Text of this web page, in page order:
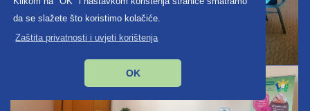
da se slažete što koristimo kolačiće.
Zaštita privatnosti i uvjeti korištenja
OK